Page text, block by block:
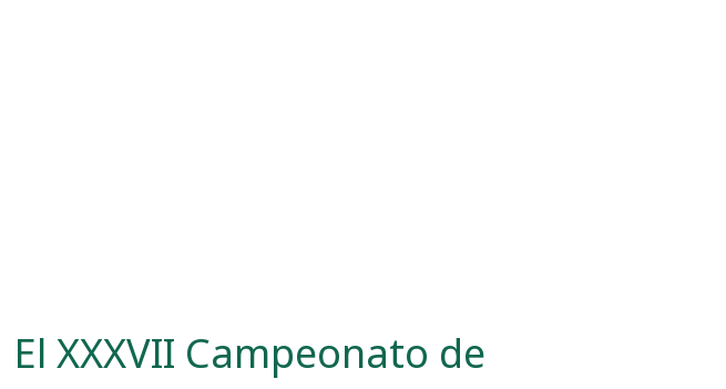
El XXXVII Campeonato de